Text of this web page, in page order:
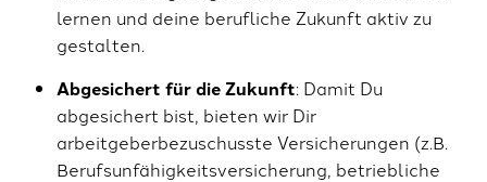
lernen und deine berufliche Zukunft aktiv zu
gestalten.
Abgesichert für die Zukunft: Damit Du
abgesichert bist, bieten wir Dir
arbeitgeberbezuschusste Versicherungen (z.B.
Berufsunfähigkeitsversicherung, betriebliche